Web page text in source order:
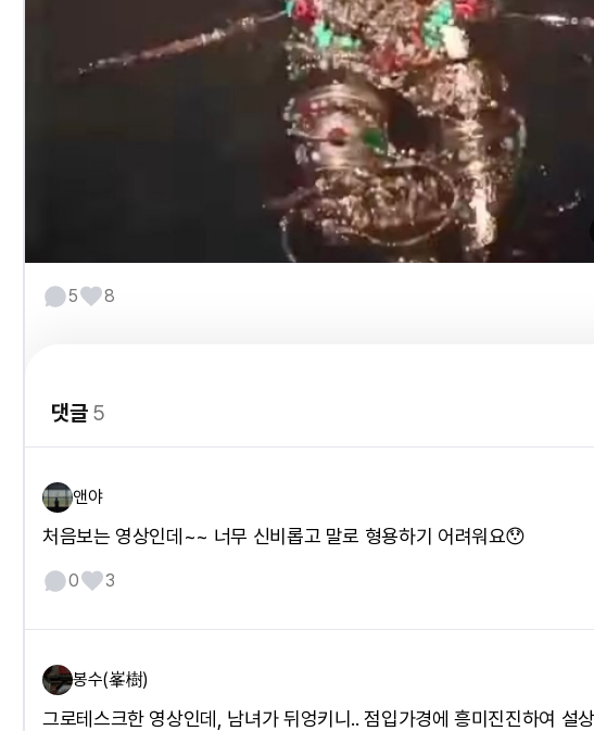
5 8
댓글5
앤야
처음보는 영상인데~~ 너무 신비롭고 말로 형용하기 어려워요😯
0 3
봉수(峯樹)
그로테스크한 영상인데, 남녀가 뒤엉키니.. 점입가경에 흥미진진하여 설